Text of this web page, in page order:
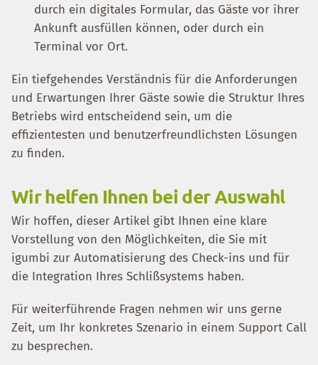
durch ein digitales Formular, das Gäste vor ihrer
Ankunft ausfüllen können, oder durch ein
Terminal vor Ort.
Ein tiefgehendes Verständnis für die Anforderungen
und Erwartungen Ihrer Gäste sowie die Struktur Ihres
Betriebs wird entscheidend sein, um die
effizientesten und benutzerfreundlichsten Lösungen
zu finden.
Wir helfen Ihnen bei der Auswahl
Wir hoffen, dieser Artikel gibt Ihnen eine klare
Vorstellung von den Möglichkeiten, die Sie mit
igumbi zur Automatisierung des Check-ins und für
die Integration Ihres Schlißsystems haben.
Für weiterführende Fragen nehmen wir uns gerne
Zeit, um Ihr konkretes Szenario in einem Support Call
zu besprechen.